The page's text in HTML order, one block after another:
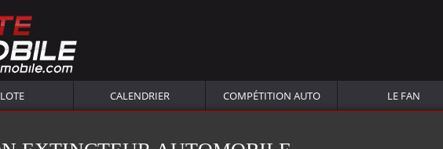
CALENDRIER COMPÉTITION AUTO LE FAN